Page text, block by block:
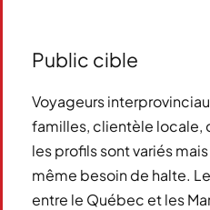
Public cible
Voyageurs
familles, clientèle locale,
les profils sont variés
même besoin de halte.
entre le Québec et les